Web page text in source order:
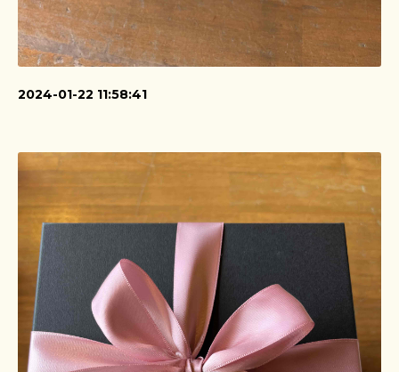
2024-01-22 11:58:41